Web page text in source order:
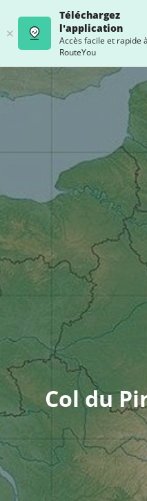
Téléchargez
l'application
Accès facile et rapide à
RouteYou
Col du